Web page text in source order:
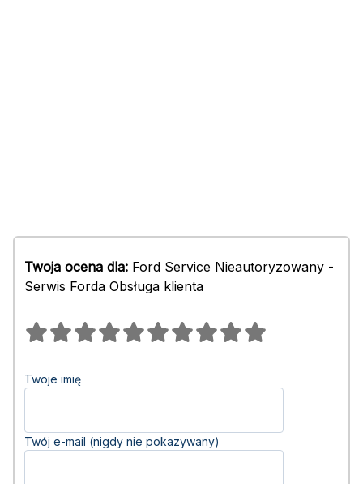
Twoja ocena dla: Ford Service Nieautoryzowany -
Serwis Forda Obsługa klienta
Twoje imię
Twój e-mail (nigdy nie pokazywany)